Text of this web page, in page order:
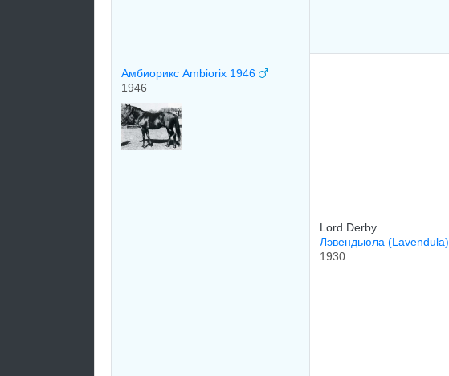
Амбиорикс Ambiorix 1946
1946
Lord Derby
Лэвендьюла (Lavendula)
1930